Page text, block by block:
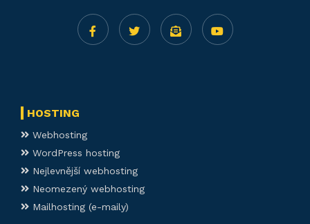
HOSTING
Webhosting
WordPress hosting
Nejlevnější webhosting
Neomezený webhosting
Mailhosting (e-maily)